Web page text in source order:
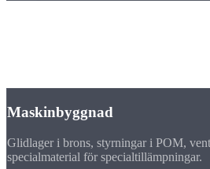
Maskinbyggnad
Glidlager i brons, styrningar i POM,
specialmaterial för specialtillämpningar.